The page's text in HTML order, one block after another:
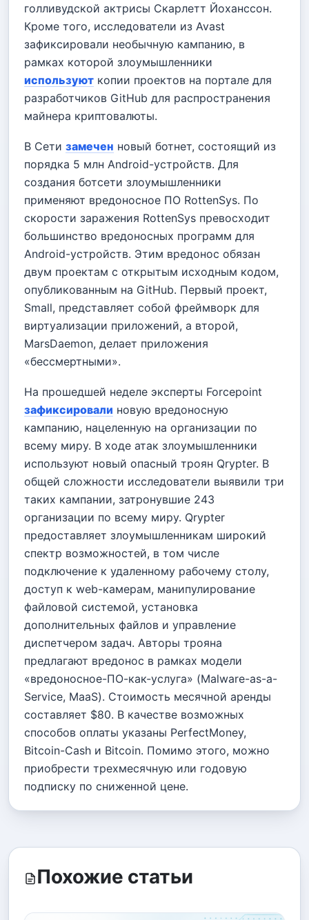
голливудской актрисы Скарлетт Йоханссон.
Кроме того, исследователи из Avast
зафиксировали необычную кампанию, в
рамках которой злоумышленники
используют копии проектов на портале для
разработчиков GitHub для распространения
майнера криптовалюты.
В Сети замечен новый ботнет, состоящий из
порядка 5 млн Android-устройств. Для
создания ботсети злоумышленники
применяют вредоносное ПО RottenSys. По
скорости заражения RottenSys превосходит
большинство вредоносных программ для
Android-устройств. Этим вредонос обязан
двум проектам с открытым исходным кодом,
опубликованным на GitHub. Первый проект,
Small, представляет собой фреймворк для
виртуализации приложений, а второй,
MarsDaemon, делает приложения
«бессмертными».
На прошедшей неделе эксперты Forcepoint
зафиксировали новую вредоносную
кампанию, нацеленную на организации по
всему миру. В ходе атак злоумышленники
используют новый опасный троян Qrypter. В
общей сложности исследователи выявили три
таких кампании, затронувшие 243
организации по всему миру. Qrypter
предоставляет злоумышленникам широкий
спектр возможностей, в том числе
подключение к удаленному рабочему столу,
доступ к web-камерам, манипулирование
файловой системой, установка
дополнительных файлов и управление
диспетчером задач. Авторы трояна
предлагают вредонос в рамках модели
«вредоносное-ПО-как-услуга» (Malware-as-a-
Service, MaaS). Стоимость месячной аренды
составляет $80. В качестве возможных
способов оплаты указаны PerfectMoney,
Bitcoin-Cash и Bitcoin. Помимо этого, можно
приобрести трехмесячную или годовую
подписку по сниженной цене.
Похожие статьи